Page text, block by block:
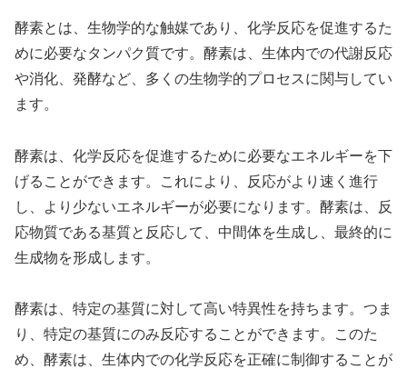
酵素とは、生物学的な触媒であり、化学反応を促進するた
めに必要なタンパク質です。酵素は、生体内での代謝反応
や消化、発酵など、多くの生物学的プロセスに関与してい
ます。
酵素は、化学反応を促進するために必要なエネルギーを下
げることができます。これにより、反応がより速く進行
し、より少ないエネルギーが必要になります。酵素は、反
応物質である基質と反応して、中間体を生成し、最終的に
生成物を形成します。
酵素は、特定の基質に対して高い特異性を持ちます。つま
り、特定の基質にのみ反応することができます。このた
め、酵素は、生体内での化学反応を正確に制御することが